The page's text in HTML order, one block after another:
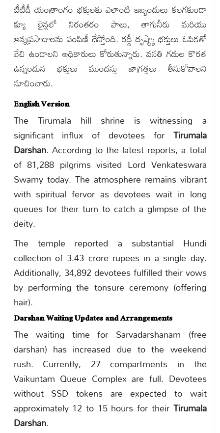
టీటీడీ యంత్రాంగం భక్తులకు ఎలాంటి ఇబ్బందులు కలగకుండా
క్యూ లైన్లలో నిరంతరం పాలు, తాగునీరు మరియు
అన్నప్రసాదాలను పంపిణీ చేస్తోంది. రద్దీ దృష్ట్యా భక్తులు ఓపికతో
వేచి ఉండాలని అధికారులు కోరుతున్నారు. వసతి గదుల కొరత
ఉన్నందున భక్తులు ముందస్తు జాగ్రత్తలు తీసుకోవాలని
సూచించారు.
English Version
The Tirumala hill shrine is witnessing a
significant influx of devotees for Tirumala
Darshan. According to the latest reports, a total
of 81,288 pilgrims visited Lord Venkateswara
Swamy today. The atmosphere remains vibrant
with spiritual fervor as devotees wait in long
queues for their turn to catch a glimpse of the
deity.
The temple reported a substantial Hundi
collection of 3.43 crore rupees in a single day.
Additionally, 34,892 devotees fulfilled their vows
by performing the tonsure ceremony (offering
hair).
Darshan Waiting Updates and Arrangements
The waiting time for Sarvadarshanam (free
darshan) has increased due to the weekend
rush. Currently, 27 compartments in the
Vaikuntam Queue Complex are full. Devotees
without SSD tokens are expected to wait
approximately 12 to 15 hours for their Tirumala
Darshan.